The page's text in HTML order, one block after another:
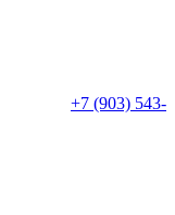
+7 (903) 543-